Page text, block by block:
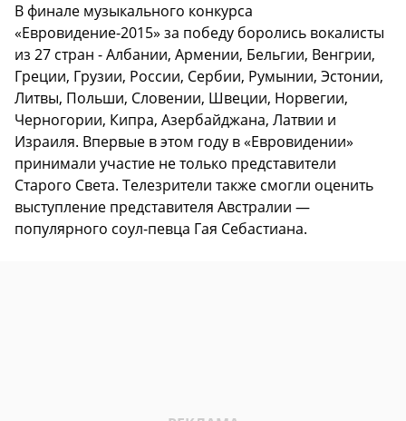
В финале музыкального конкурса
«Евровидение-2015» за победу боролись вокалисты
из 27 стран - Албании, Армении, Бельгии, Венгрии,
Греции, Грузии, России, Сербии, Румынии, Эстонии,
Литвы, Польши, Словении, Швеции, Норвегии,
Черногории, Кипра, Азербайджана, Латвии и
Израиля. Впервые в этом году в «Евровидении»
принимали участие не только представители
Старого Света. Телезрители также смогли оценить
выступление представителя Австралии —
популярного соул-певца Гая Себастиана.